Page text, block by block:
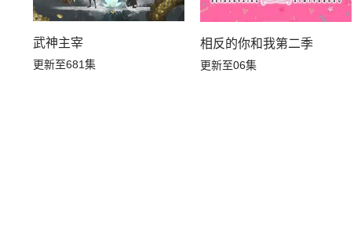
武神主宰
更新至681集
相反的你和我第二季
更新至06集